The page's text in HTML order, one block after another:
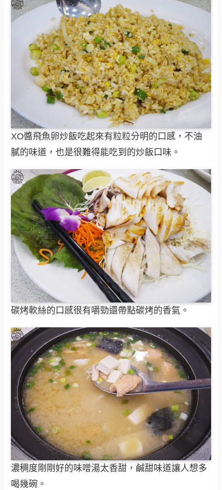
XO醬飛魚卵炒飯吃起來有粒粒分明的口感，不油
膩的味道，也是很難得能吃到的炒飯口味。
碳烤軟絲的口感很有嚼勁還帶點碳烤的香氣。
濃稠度剛剛好的味噌湯太香甜，鹹甜味道讓人想多
喝幾碗。